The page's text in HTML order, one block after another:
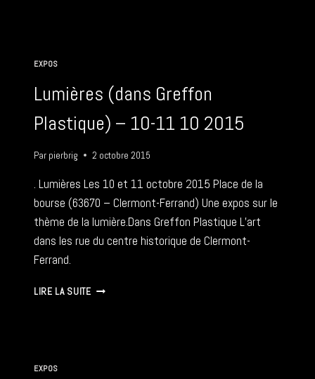
2-
04
EXPOS
Lumières (dans Greffon
Plastique) – 10-11 10 2015
Par pierbrig 2 octobre 2015
. Lumières Les 10 et 11 octobre 2015 Place de la
bourse (63670 – Clermont-Ferrand) Une expos sur le
thème de la lumière.Dans Greffon Plastique L’art
dans les rue du centre historique de Clermont-
Ferrand.
LIRE LA SUITELUMIÈRES
EXPOS